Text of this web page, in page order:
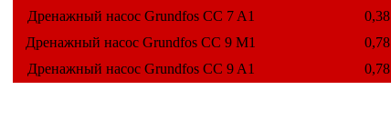
Дренажный насос Grundfos CC 7 A1
0,38
Дренажный насос Grundfos CC 9 M1
0,78
Дренажный насос Grundfos CC 9 A1
0,78